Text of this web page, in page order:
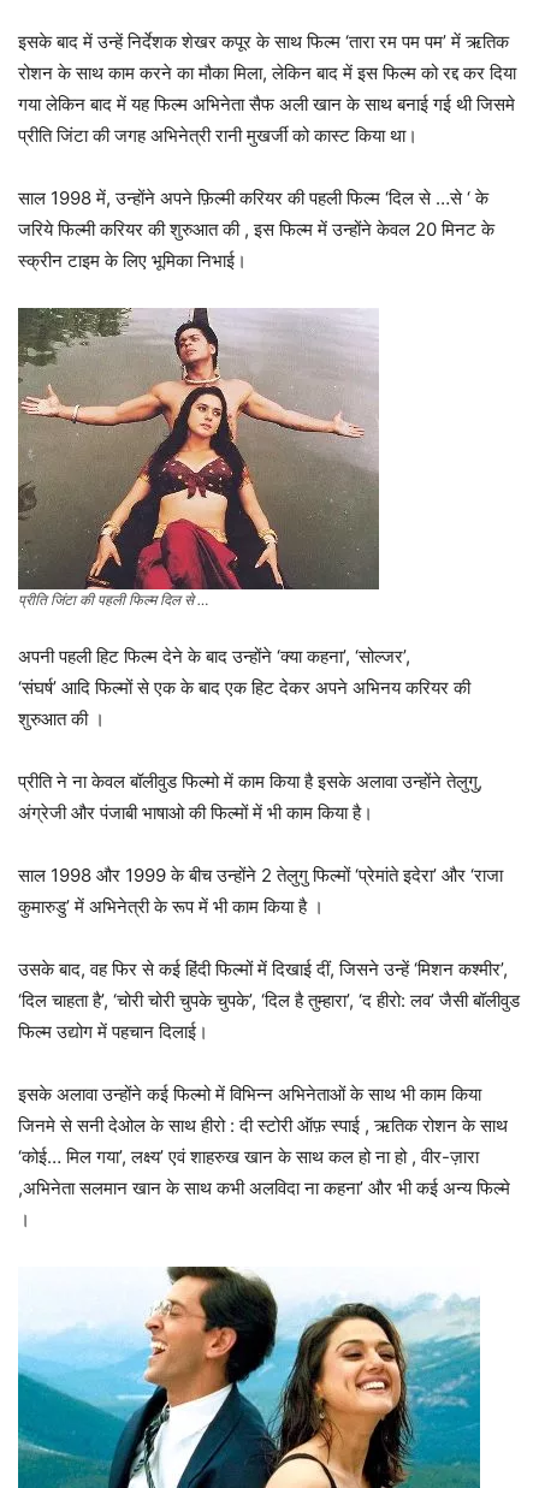
इसके बाद में उन्हें निर्देशक शेखर कपूर के साथ फिल्म ‘तारा रम पम पम’ में ऋतिक
रोशन के साथ काम करने का मौका मिला, लेकिन बाद में इस फिल्म को रद्द कर दिया
गया लेकिन बाद में यह फिल्म अभिनेता सैफ अली खान के साथ बनाई गई थी जिसमे
प्रीति जिंटा की जगह अभिनेत्री रानी मुखर्जी को कास्ट किया था।
साल 1998 में, उन्होंने अपने फ़िल्मी करियर की पहली फिल्म ‘दिल से …से ‘ के
जरिये फिल्मी करियर की शुरुआत की , इस फिल्म में उन्होंने केवल 20 मिनट के
स्क्रीन टाइम के लिए भूमिका निभाई।
प्रीति जिंटा की पहली फिल्म दिल से …
अपनी पहली हिट फिल्म देने के बाद उन्होंने ‘क्या कहना’, ‘सोल्जर’,
‘संघर्ष’ आदि फिल्मों से एक के बाद एक हिट देकर अपने अभिनय करियर की
शुरुआत की ।
प्रीति ने ना केवल बॉलीवुड फिल्मो में काम किया है इसके अलावा उन्होंने तेलुगु,
अंग्रेजी और पंजाबी भाषाओ की फिल्मों में भी काम किया है।
साल 1998 और 1999 के बीच उन्होंने 2 तेलुगु फिल्मों ‘प्रेमांते इदेरा’ और ‘राजा
कुमारुडु’ में अभिनेत्री के रूप में भी काम किया है ।
उसके बाद, वह फिर से कई हिंदी फिल्मों में दिखाई दीं, जिसने उन्हें ‘मिशन कश्मीर’,
‘दिल चाहता है’, ‘चोरी चोरी चुपके चुपके’, ‘दिल है तुम्हारा’, ‘द हीरो: लव’ जैसी बॉलीवुड
फिल्म उद्योग में पहचान दिलाई।
इसके अलावा उन्होंने कई फिल्मो में विभिन्न अभिनेताओं के साथ भी काम किया
जिनमे से सनी देओल के साथ हीरो : दी स्टोरी ऑफ़ स्पाई , ऋतिक रोशन के साथ
‘कोई… मिल गया’, लक्ष्य’ एवं शाहरुख खान के साथ कल हो ना हो , वीर-ज़ारा
,अभिनेता सलमान खान के साथ कभी अलविदा ना कहना’ और भी कई अन्य फिल्मे
।